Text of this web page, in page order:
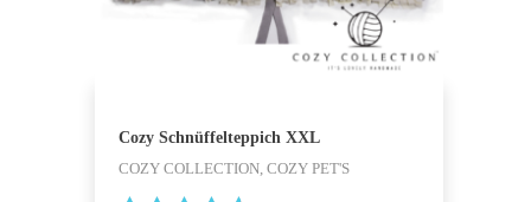
Cozy Schnüffelteppich XXL
COZY COLLECTION, COZY PET'S